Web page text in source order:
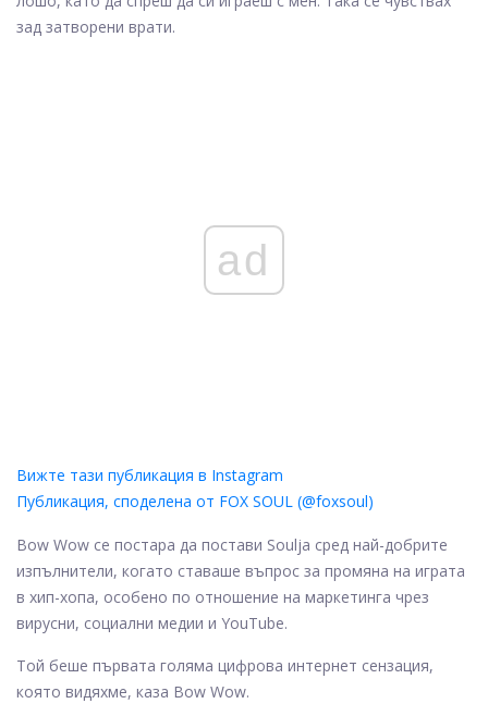
зад затворени врати.
ad
Вижте тази публикация в Instagram
Публикация, споделена от FOX SOUL (@foxsoul)
Bow Wow се постара да постави Soulja сред най-добрите
изпълнители, когато ставаше въпрос за промяна на играта
в хип-хопа, особено по отношение на маркетинга чрез
вирусни, социални медии и YouTube.
Той беше първата голяма цифрова интернет сензация,
която видяхме, каза Bow Wow.